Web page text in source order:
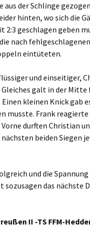
der Schlinge
hinten, wo sich die
geschlagen geben
nach
eintüteten.
und einseitiger,
galt in der Mitte
kleinen Knick gab
musste. Frank
durften Christian
beiden Siegen
und die Spannung
das nächste
II -TS FFM-